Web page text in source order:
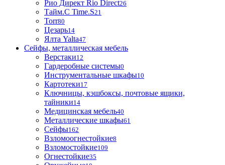
Рио Директ Rio Direct26
Тайм.С Time.S21
Torr80
Цезарь14
Ялта Yalta47
Сейфы, металлическая мебель
Верстаки12
Гардеробные системы0
Инструментальные шкафы10
Картотеки17
Ключницы, кэшбоксы, почтовые ящики,
тайники14
Медицинская мебель40
Металлические шкафы61
Сейфы162
Взломоогнестойкие8
Взломостойкие109
Огнестойкие35